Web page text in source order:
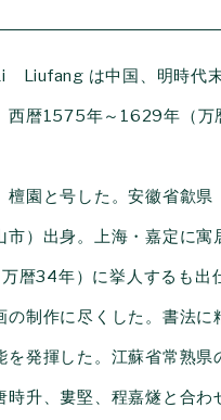
は中国、明時代末
西暦1575年～1629年（万
檀園と号した。安徽省歙県
市）出身。上海・嘉定に寓
暦34年）に挙人するも出
の制作に尽くした。書法に
を発揮した。江蘇省常熟県
時升、婁堅、程嘉燧と合わ